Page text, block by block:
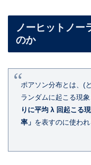
ノーヒットノー
のか
ポアソン分布とは、(
ランダムに起こる現
りに平均 λ 回起こる
率」 を表すのに使わ